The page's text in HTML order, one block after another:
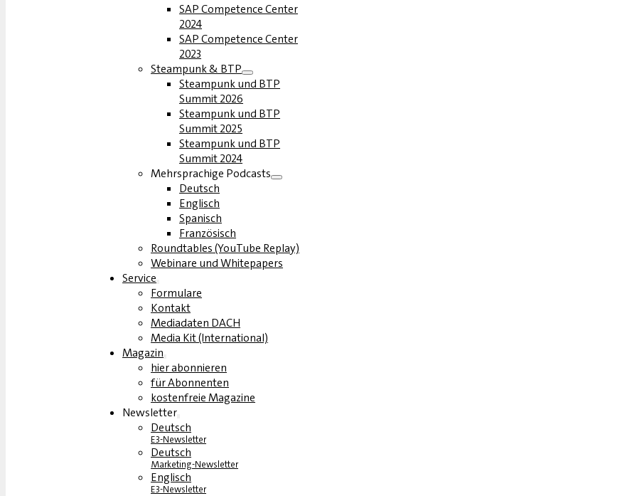
SAP Competence Center
2024
SAP Competence Center
2023
Steampunk & BTP
Steampunk und BTP
Summit 2026
Steampunk und BTP
Summit 2025
Steampunk und BTP
Summit 2024
Mehrsprachige Podcasts
Deutsch
Englisch
Spanisch
Französisch
Roundtables (YouTube Replay)
Webinare und Whitepapers
Service
Formulare
Kontakt
Mediadaten DACH
Media Kit (International)
Magazin
hier abonnieren
für Abonnenten
kostenfreie Magazine
Newsletter
Deutsch
E3-Newsletter
Deutsch
Marketing-Newsletter
Englisch
E3-Newsletter